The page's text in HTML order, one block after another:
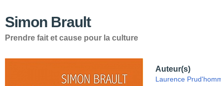
Simon Brault
Prendre fait et cause pour la culture
Auteur(s)
Laurence